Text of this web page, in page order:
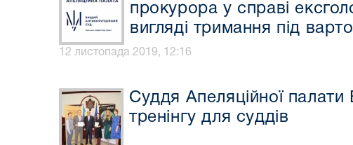
прокурора у справі
вигляді тримання під
12 листопада 2019, 12:16
Суддя Апеляційної
тренінгу для суддів